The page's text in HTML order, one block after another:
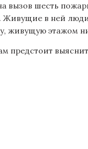
вызов шесть
Живущие в ней
живущую этажом
предстоит